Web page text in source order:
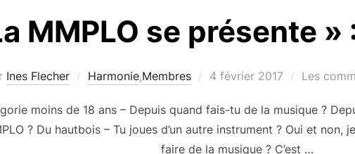
MMPLO se présente
Ines Flecher Harmonie,Membres
Publié
4 février 2017 Les
moins de 18 ans – Depuis quand fais-tu de la musique ?
? Du hautbois – Tu joues d’un autre instrument ? Oui et non,
faire de la musique ? C’est …